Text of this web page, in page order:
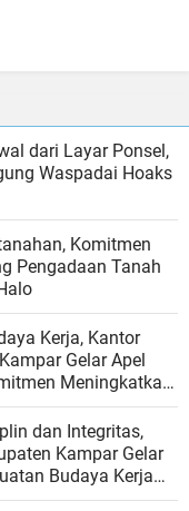
dari Layar Ponsel,
Waspadai Hoaks
Komitmen
Pengadaan Tanah
Kerja, Kantor
Gelar Apel
Meningkatkan
dan Integritas,
Kampar Gelar
Budaya Kerja